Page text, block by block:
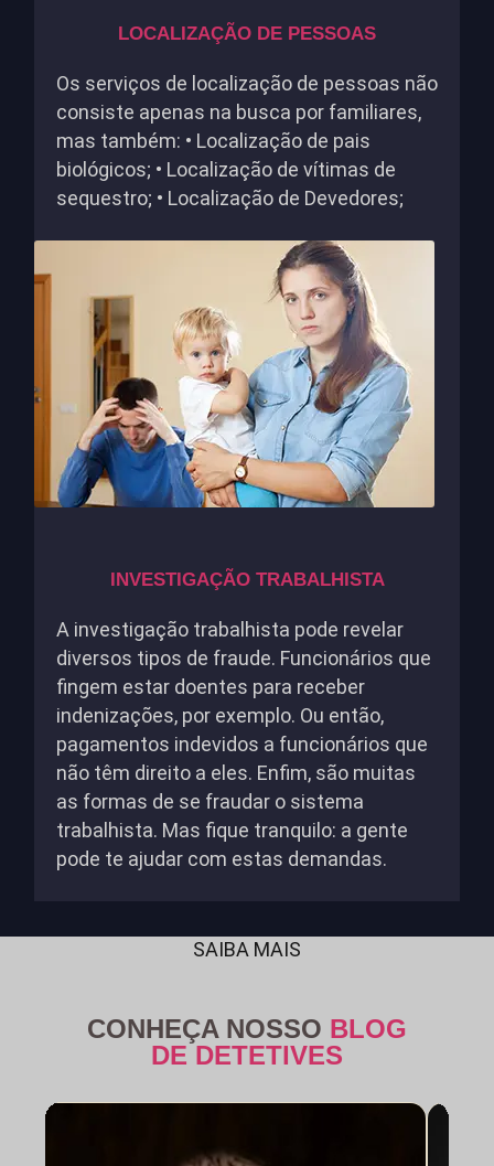
LOCALIZAÇÃO DE PESSOAS
Os serviços de localização de pessoas não
consiste apenas na busca por familiares,
mas também: • Localização de pais
biológicos; • Localização de vítimas de
sequestro; • Localização de Devedores;
INVESTIGAÇÃO TRABALHISTA
A investigação trabalhista pode revelar
diversos tipos de fraude. Funcionários que
fingem estar doentes para receber
indenizações, por exemplo. Ou então,
pagamentos indevidos a funcionários que
não têm direito a eles. Enfim, são muitas
as formas de se fraudar o sistema
trabalhista. Mas fique tranquilo: a gente
pode te ajudar com estas demandas.
SAIBA MAIS
CONHEÇA NOSSO BLOG
DE DETETIVES